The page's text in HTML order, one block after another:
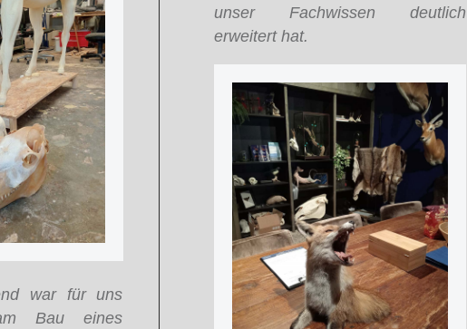
war für uns
Bau eines
unser Fachwissen deutlich
erweitert hat.